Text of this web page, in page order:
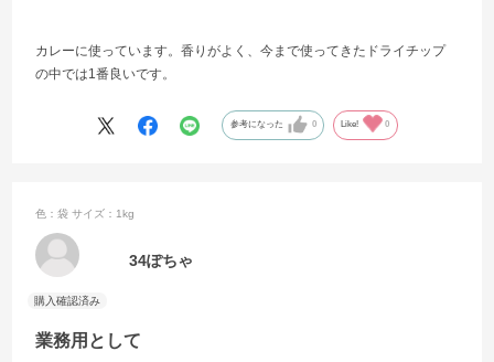
カレーに使っています。香りがよく、今まで使ってきたドライチップ
の中では1番良いです。
参考になった 0 Like! 0
業務用として
色：袋 サイズ：1kg
34ぽちゃ